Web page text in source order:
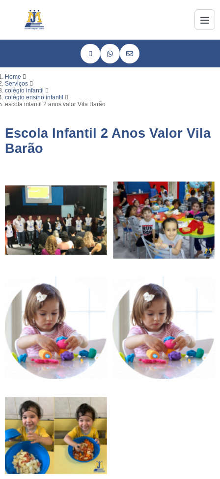
Home
Serviços
colégio infantil
colégio ensino infantil
escola infantil 2 anos valor Vila Barão
Escola Infantil 2 Anos Valor Vila
Barão